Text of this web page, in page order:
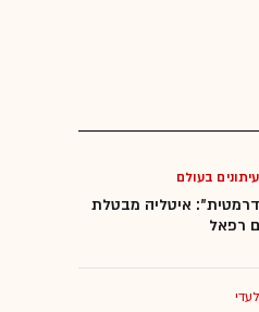
בעולם
איטליה מבטלת
רפאל